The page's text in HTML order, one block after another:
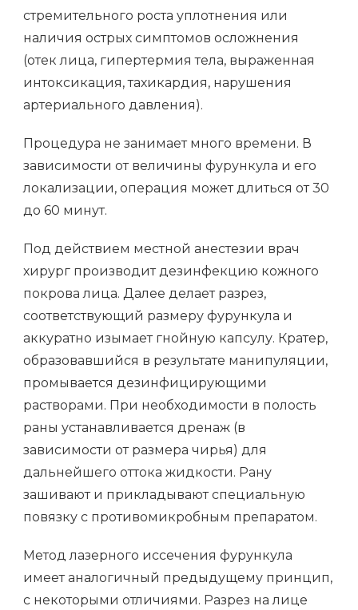
стремительного роста уплотнения или
наличия острых симптомов осложнения
(отек лица, гипертермия тела, выраженная
интоксикация, тахикардия, нарушения
артериального давления).
Процедура не занимает много времени. В
зависимости от величины фурункула и его
локализации, операция может длиться от 30
до 60 минут.
Под действием местной анестезии врач
хирург производит дезинфекцию кожного
покрова лица. Далее делает разрез,
соответствующий размеру фурункула и
аккуратно изымает гнойную капсулу. Кратер,
образовавшийся в результате манипуляции,
промывается дезинфицирующими
растворами. При необходимости в полость
раны устанавливается дренаж (в
зависимости от размера чирья) для
дальнейшего оттока жидкости. Рану
зашивают и прикладывают специальную
повязку с противомикробным препаратом.
Метод лазерного иссечения фурункула
имеет аналогичный предыдущему принцип,
с некоторыми отличиями. Разрез на лице